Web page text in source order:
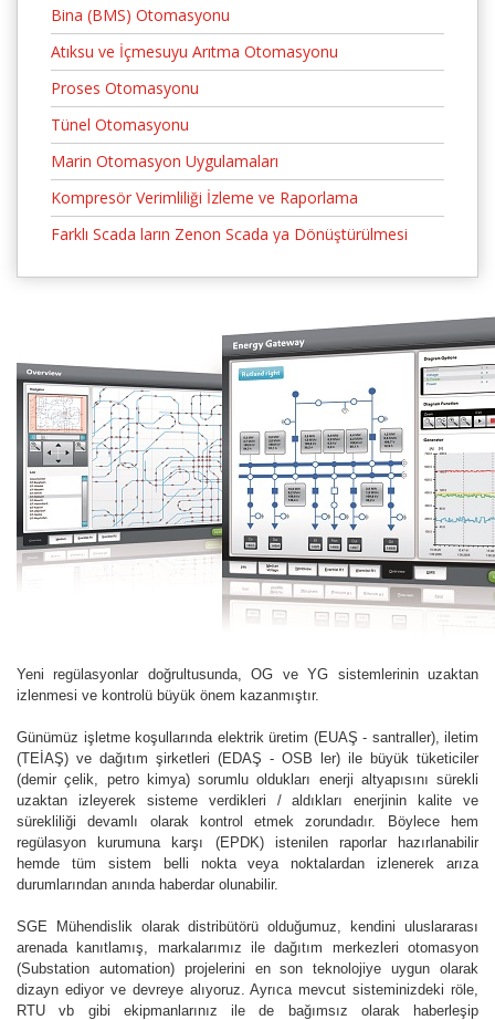
Bina (BMS) Otomasyonu
Atıksu ve İçmesuyu Arıtma Otomasyonu
Proses Otomasyonu
Tünel Otomasyonu
Marin Otomasyon Uygulamaları
Kompresör Verimliliği İzleme ve Raporlama
Farklı Scada ların Zenon Scada ya Dönüştürülmesi
Yeni regülasyonlar doğrultusunda, OG ve YG sistemlerinin uzaktan
izlenmesi ve kontrolü büyük önem kazanmıştır.
Günümüz işletme koşullarında elektrik üretim (EUAŞ - santraller), iletim
(TEİAŞ) ve dağıtım şirketleri (EDAŞ - OSB ler) ile büyük tüketiciler
(demir çelik, petro kimya) sorumlu oldukları enerji altyapısını sürekli
uzaktan izleyerek sisteme verdikleri / aldıkları enerjinin kalite ve
sürekliliği devamlı olarak kontrol etmek zorundadır. Böylece hem
regülasyon kurumuna karşı (EPDK) istenilen raporlar hazırlanabilir
hemde tüm sistem belli nokta veya noktalardan izlenerek arıza
durumlarından anında haberdar olunabilir.
SGE Mühendislik olarak distribütörü olduğumuz, kendini uluslararası
arenada kanıtlamış, markalarımız ile dağıtım merkezleri otomasyon
(Substation automation) projelerini en son teknolojiye uygun olarak
dizayn ediyor ve devreye alıyoruz. Ayrıca mevcut sisteminizdeki röle,
RTU vb gibi ekipmanlarınız ile de bağımsız olarak haberleşip